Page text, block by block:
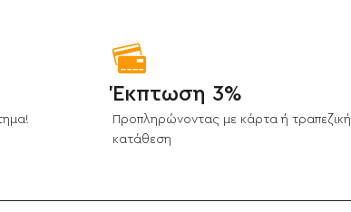
Έκπτωση 3%
Προπληρώνοντας με κάρτα ή τραπεζική
κατάθεση